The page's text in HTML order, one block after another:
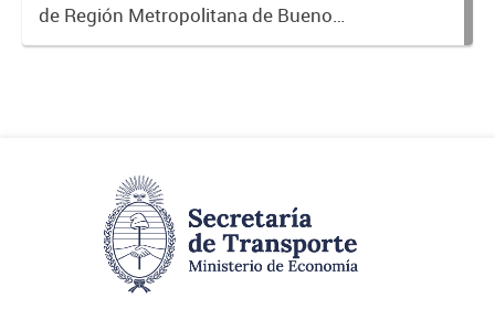
de Región Metropolitana de Buenos
Aires (RMBA).-